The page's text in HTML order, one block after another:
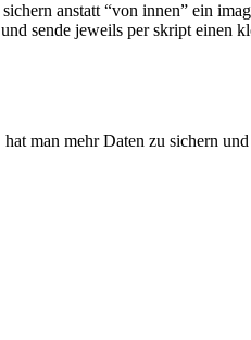
anstatt “von innen” ein
sende jeweils per skript
man mehr Daten zu sichern